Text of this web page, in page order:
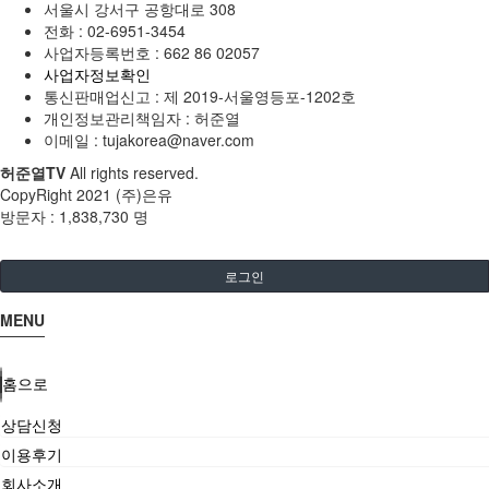
서울시 강서구 공항대로 308
전화 : 02-6951-3454
사업자등록번호 : 662 86 02057
사업자정보확인
통신판매업신고 : 제 2019-서울영등포-1202호
개인정보관리책임자 : 허준열
이메일 : tujakorea@naver.com
허준열TV All rights reserved.
CopyRight 2021 (주)은유
방문자 : 1,838,730 명
로그인
MENU
홈으로
상담신청
이용후기
회사소개